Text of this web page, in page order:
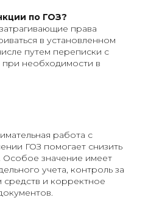
по ГОЗ?
права
в установленном
путем переписки с
при необходимости в
работа с
ГОЗ помогает снизить
значение имеет
учета, контроль за
средств и корректное